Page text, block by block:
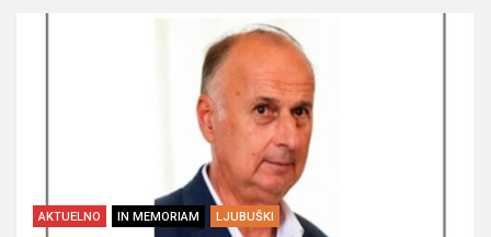
AKTUELNO IN MEMORIAM LJUBUŠKI